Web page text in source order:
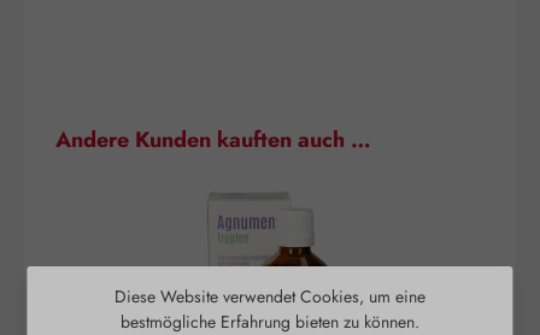
Produktgalerie überspringen
Andere Kunden kauften auch …
Diese Website verwendet Cookies, um eine
bestmögliche Erfahrung bieten zu können.